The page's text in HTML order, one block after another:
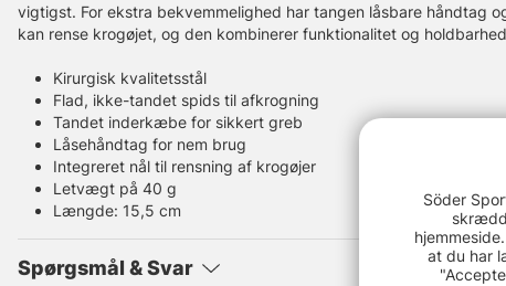
vigtigst. For ekstra bekvemmelighed har tangen låsbare håndtag
kan rense krogøjet, og den kombinerer funktionalitet og
Kirurgisk kvalitetsstål
Flad, ikke-tandet spids til afkrogning
Tandet inderkæbe for sikkert greb
Låsehåndtag for nem brug
Integreret nål til rensning af krogøjer
Letvægt på 40 g
Længde: 15,5 cm
Spørgsmål & Svar
Söder
at du har